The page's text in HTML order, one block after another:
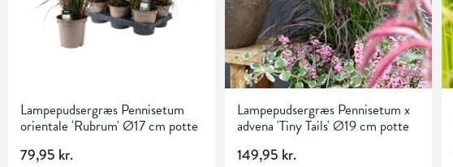
Lampepudsergræs Pennisetum
orientale 'Rubrum' Ø17 cm potte
79,95 kr.
Lampepudsergræs Pennisetum x
advena 'Tiny Tails' Ø19 cm potte
149,95 kr.